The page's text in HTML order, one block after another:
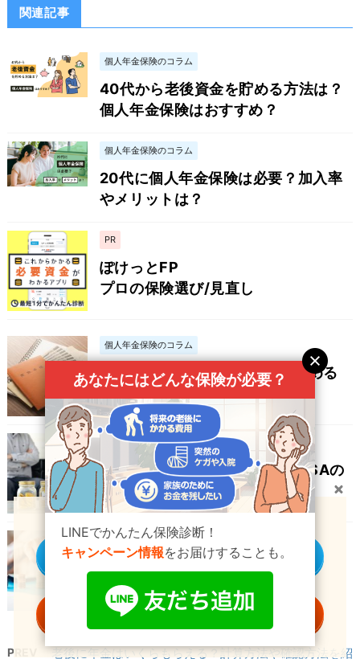
関連記事
個人年金保険のコラム
40代から老後資金を貯める方法は？
個人年金保険はおすすめ？
個人年金保険のコラム
20代に個人年金保険は必要？加入率
やメリットは？
PR
ぽけっとFP
プロの保険選び/見直し
個人年金保険のコラム
貯金が苦手な人が老後資金を貯める
個人年金保険のコラム
老後の備えは個人年金保険とNISAの
どっちがいい？
個人年金保険のコラム
PREV 老後に年金はいくらもらえる？計算方法や確認方法を紹
あなたにはどんな保険が必要？
LINEでかんたん保険診断！
キャンペーン情報をお届けすることも。
貯蓄型の保険をお探しの方へ
個別に商品を見る
一括資料請求する